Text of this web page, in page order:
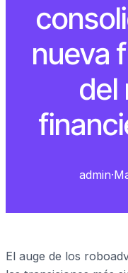
nueva
del
admin·
El auge de los